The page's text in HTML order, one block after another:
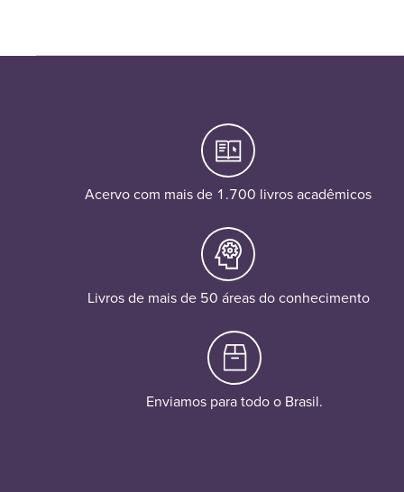
Acervo com mais de 1.700 livros acadêmicos
Livros de mais de 50 áreas do conhecimento
Enviamos para todo o Brasil.